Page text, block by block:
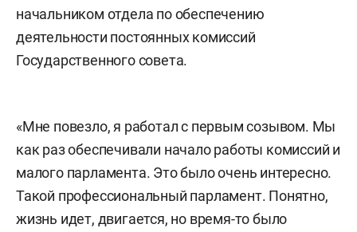
начальником отдела по обеспечению
деятельности постоянных комиссий
Государственного совета.
«Мне повезло, я работал с первым созывом. Мы
как раз обеспечивали начало работы комиссий и
малого парламента. Это было очень интересно.
Такой профессиональный парламент. Понятно,
жизнь идет, двигается, но время-то было